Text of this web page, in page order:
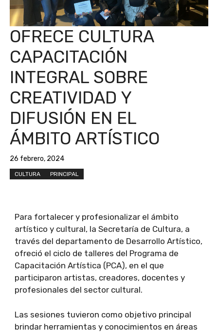
OFRECE CULTURA
CAPACITACIÓN
INTEGRAL SOBRE
CREATIVIDAD Y
DIFUSIÓN EN EL
ÁMBITO ARTÍSTICO
26 febrero, 2024
CULTURA PRINCIPAL
Para fortalecer y profesionalizar el ámbito
artístico y cultural, la Secretaría de Cultura, a
través del departamento de Desarrollo Artístico,
ofreció el ciclo de talleres del Programa de
Capacitación Artística (PCA), en el que
participaron artistas, creadores, docentes y
profesionales del sector cultural.
Las sesiones tuvieron como objetivo principal
brindar herramientas y conocimientos en áreas